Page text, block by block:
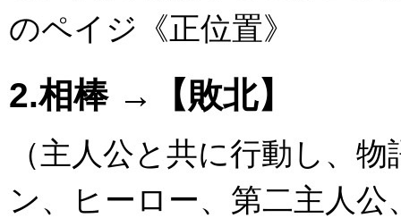
のペイジ《正位置》
2.相棒 →【敗北】
（主人公と共に行動し、
ン、ヒーロー、第二主人